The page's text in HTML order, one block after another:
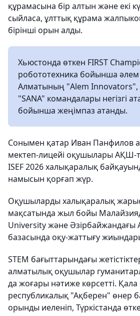
құрамасына бір алтын және екі
сыйласа, ұлттық құрама
бірінші орын алды.
Хьюстонда өткен FIRST
робототехника бойынша
Алматының "Alem Innovators",
"SANA" командалары негізгі
бойынша жеңімпаз атанды.
Сонымен қатар Иван Панфилов
мектеп-лицейі оқушылары АҚШ-
ISEF 2026 халықаралық
намысын қорғап жүр.
Оқушыларды халықаралық
мақсатында жыл бойы
University және Әзірбайжандағы
базасында оқу-жаттығу жиындары
STEM бағыттарындағы
алматылық оқушылар
да жоғары нәтиже көрсетті.
республикалық "Ақберен" өнер
орынды иеленіп, Түркістанда